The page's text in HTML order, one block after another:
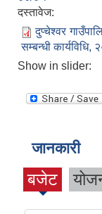
दस्तावेज:
दुप्चेश्वर
सम्बन्धी कार्यविधि,
Show in slider:
जानकारी
बजेट